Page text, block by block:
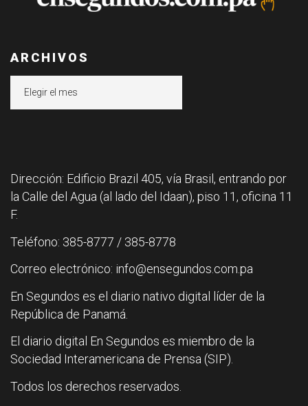
ARCHIVOS
Dirección: Edificio Brazil 405, vía Brasil, entrando por
la Calle del Agua (al lado del Idaan), piso 11, oficina 11
F.
Teléfono: 385-8777 / 385-8778
Correo electrónico: info@ensegundos.com.pa
En Segundos es el diario nativo digital líder de la
República de Panamá.
El diario digital En Segundos es miembro de la
Sociedad Interamericana de Prensa (SIP).
Todos los derechos reservados.